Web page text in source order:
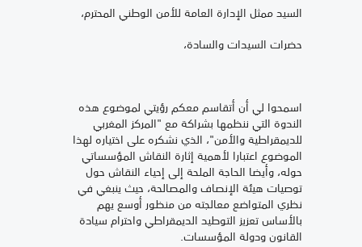
السيد ممثل الإدارة العامة للأمن الوطني المحترم،
حضرات السيدات والسادة،
اسمحوا لي أن أتقاسم معكم رؤيتي لموضوع هذه
الندوة التي ننظمها بشراكة مع "المركز المغربي
للديمقراطية والأمن"، الذي نشكره على اختياره لهذا
الموضوع اعتبارا لأهمية إثارة النقاش المؤسساتي
حوله، وأيضا الحاجة الملحة إلى إحياء النقاش حول
توصيات هيئة الإنصاف والمصالحة، حيث ينبغي في
نظري المتواضع معالجته من منظور أوسع يهم
بالأساس تعزيز التوطيد الديمقراطي واحترام سيادة
القانون ودولة المؤسسات.